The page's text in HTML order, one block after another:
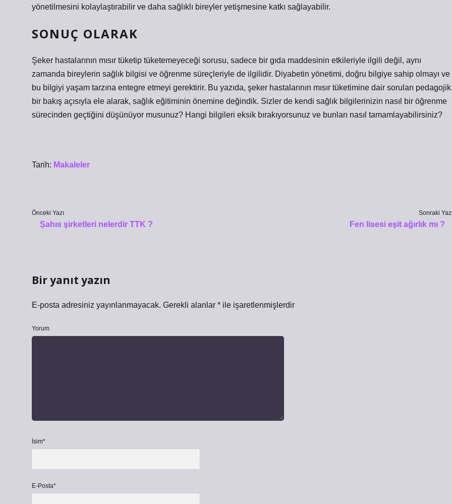
yönetilmesini kolaylaştırabilir ve daha sağlıklı bireyler yetişmesine katkı sağlayabilir.
SONUÇ OLARAK
Şeker hastalarının mısır tüketip tüketemeyeceği sorusu, sadece bir gıda maddesinin etkileriyle ilgili değil, aynı
zamanda bireylerin sağlık bilgisi ve öğrenme süreçleriyle de ilgilidir. Diyabetin yönetimi, doğru bilgiye sahip olmayı ve
bu bilgiyi yaşam tarzına entegre etmeyi gerektirir. Bu yazıda, şeker hastalarının mısır tüketimine dair soruları pedagojik
bir bakış açısıyla ele alarak, sağlık eğitiminin önemine değindik. Sizler de kendi sağlık bilgilerinizin nasıl bir öğrenme
sürecinden geçtiğini düşünüyor musunuz? Hangi bilgileri eksik bırakıyorsunuz ve bunları nasıl tamamlayabilirsiniz?
Tarih: Makaleler
Önceki Yazı
Şahıs şirketleri nelerdir TTK ?
Sonraki
Fen lisesi eşit ağırlık mı ?
Bir yanıt yazın
E-posta adresiniz yayınlanmayacak. Gerekli alanlar * ile işaretlenmişlerdir
Yorum
İsim*
E-Posta*